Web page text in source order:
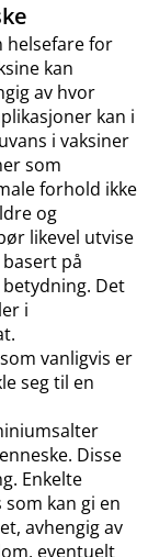
helsefare for
kan
av hvor
kan i
i vaksiner
som
forhold ikke
og
likevel utvise
på
Det
i
vanligvis er
seg til en
Disse
Enkelte
kan gi en
avhengig av
eventuelt